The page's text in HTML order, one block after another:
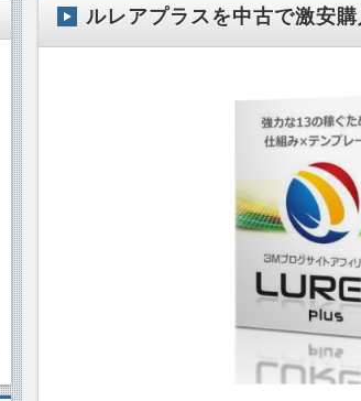
ルレアプラスを中古で激安